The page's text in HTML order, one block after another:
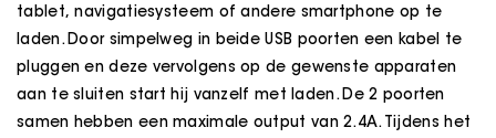
tablet, navigatiesysteem of andere smartphone op te
laden. Door simpelweg in beide USB poorten een kabel te
pluggen en deze vervolgens op de gewenste apparaten
aan te sluiten start hij vanzelf met laden. De 2 poorten
samen hebben een maximale output van 2.4A. Tijdens het